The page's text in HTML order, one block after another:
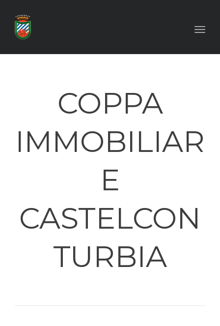
COPPA
IMMOBILIAR
E
CASTELCON
TURBIA